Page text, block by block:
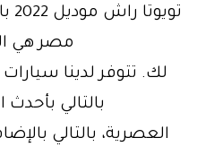
مصر هي
لك. تتوفر لدينا سيارات
بالتالي بأحدث
العصرية، بالتالي